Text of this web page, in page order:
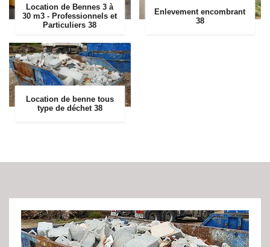
Location de Bennes 3 à
30 m3 - Professionnels et
Particuliers 38
Enlevement encombrant
38
Location de benne tous
type de déchet 38